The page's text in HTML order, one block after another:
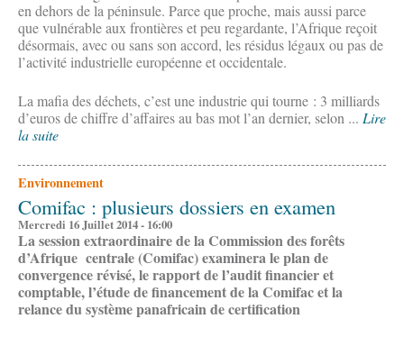
en dehors de la péninsule. Parce que proche, mais aussi parce
que vulnérable aux frontières et peu regardante, l’Afrique reçoit
désormais, avec ou sans son accord, les résidus légaux ou pas de
l’activité industrielle européenne et occidentale.
La mafia des déchets, c’est une industrie qui tourne : 3 milliards
d’euros de chiffre d’affaires au bas mot l’an dernier, selon ... Lire
la suite
Environnement
Comifac : plusieurs dossiers en examen
Mercredi 16 Juillet 2014 - 16:00
La session extraordinaire de la Commission des forêts
d’Afrique centrale (Comifac) examinera le plan de
convergence révisé, le rapport de l’audit financier et
comptable, l’étude de financement de la Comifac et la
relance du système panafricain de certification